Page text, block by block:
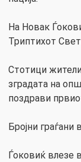
На Новак
Триптихот
Стотици
зградата на
поздрави
Бројни граѓани
Ѓоковиќ влезе